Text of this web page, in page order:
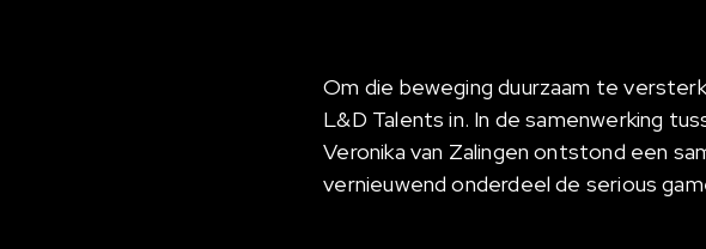
Om die beweging duurzaam te
L&D Talents in. In de samenwerking
Veronika van Zalingen ontstond een
vernieuwend onderdeel de serious